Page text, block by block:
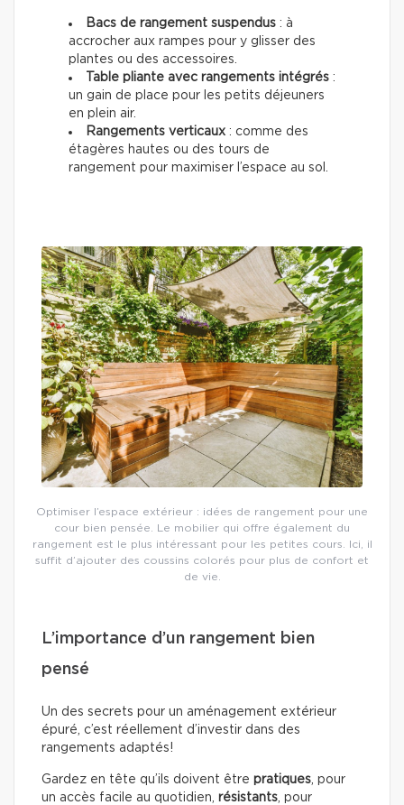
Bacs de rangement suspendus : à
accrocher aux rampes pour y glisser des
plantes ou des accessoires.
Table pliante avec rangements intégrés :
un gain de place pour les petits déjeuners
en plein air.
Rangements verticaux : comme des
étagères hautes ou des tours de
rangement pour maximiser l’espace au sol.
Optimiser l’espace extérieur : idées de rangement pour une
cour bien pensée. Le mobilier qui offre également du
rangement est le plus intéressant pour les petites cours. Ici, il
suffit d’ajouter des coussins colorés pour plus de confort et
de vie.
L’importance d’un rangement bien
pensé
Un des secrets pour un aménagement extérieur
épuré, c’est réellement d’investir dans des
rangements adaptés!
Gardez en tête qu’ils doivent être pratiques , pour
un accès facile au quotidien, résistants , pour